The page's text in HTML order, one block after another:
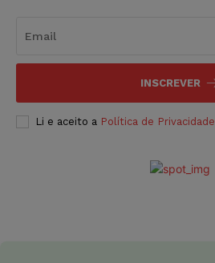
INSCREVER
Li e aceito a Política de Privacidade